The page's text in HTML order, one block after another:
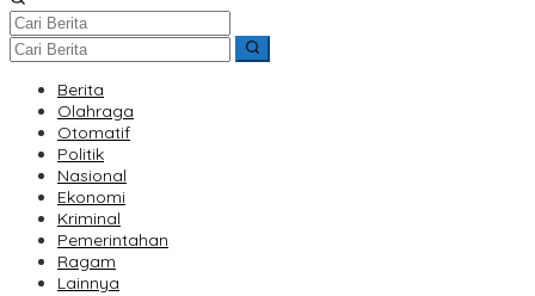
Berita
Olahraga
Otomatif
Politik
Nasional
Ekonomi
Kriminal
Pemerintahan
Ragam
Lainnya